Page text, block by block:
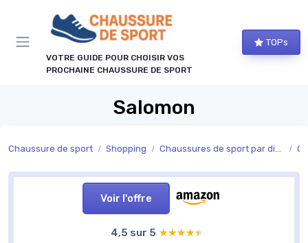
VOTRE GUIDE POUR CHOISIR VOS
PROCHAINE CHAUSSURE DE SPORT
TOPs
Salomon
Chaussure de sport Shopping Chaussures de sport par discipline
Voir l'offre
4,5 sur 5 ★★★★★
★★★★★